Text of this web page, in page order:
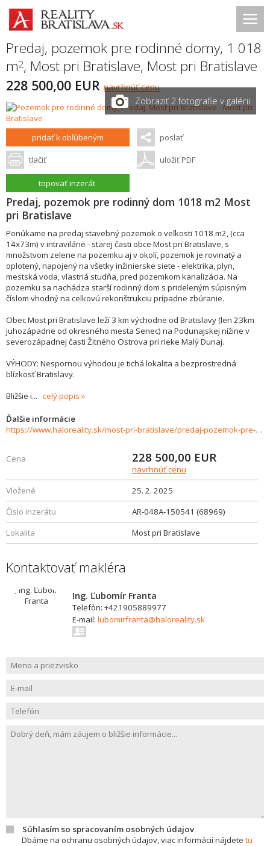
Predaj, pozemok pre rodinné domy, 1 018
m2, Most pri Bratislave, Most pri Bratislave
228 500,00 EUR navrhnúť cenu
Zobraziť 2 fotografie v galérii
pridať k obľúbeným poslať
tlačiť uložiť PDF
topovať inzerát
Predaj, pozemok pre rodinný dom 1018 m2 Most
pri Bratislave
Ponúkame na predaj stavebný pozemok o veľkosti 1018 m2, (cca
14x73m) v intraviláne - starej časti obce Most pri Bratislave, s
množstvom zelene na pozemku aj v okolí, pozemok je rovinatý a
oplotený, napojený na všetky inžinierske siete - elektrika, plyn,
mestská voda, vlastná studňa, pred pozemkom kanalizácia. Na
pozemku sa nachádza starší rodinný dom s prideleným súpisným
číslom vhodný na celkovú rekonštrukciu prípadne zbúranie.
Obec Most pri Bratislave leží 3 km východne od Bratislavy (len 23km
juhozápadne od okresného mesta Senec) na Podunajskej nížine v
severozápadnej časti Žitného Ostrova pri rieke Malý Dunaj.
VÝHODY: Nespornou výhodou je tichá lokalita a bezprostredná
blízkosť Bratislavy.
Bližšie i... celý popis
Ďalšie informácie
https://www.haloreality.sk/most-pri-bratislave/predaj-pozemok-pre-rodinny-dom---1018-m2-most-pri-bratislave/68969
Cena 228 500,00 EUR
navrhnúť cenu
Vložené
25. 2. 2025
Číslo inzerátu
AR-048A-150541 (68969)
Lokalita
Most pri Bratislave
Kontaktovať makléra
Ing. Ľubomír Franta
Telefón: +421905889977
E-mail: lubomirfranta@haloreality.sk
Súhlasím so spracovaním osobných údajov
Dbáme na ochranu osobných údajov, viac informácií nájdete tu